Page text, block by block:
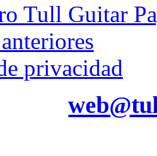
Tull Guitar
privacidad